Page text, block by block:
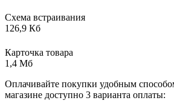
Схема встраивания
126,9 Кб
Карточка товара
1,4 Мб
Оплачивайте покупки удобным
магазине доступно 3 варианта оплаты: